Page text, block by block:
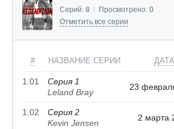
Серий: 8 / Просмотрено: 0
Отметить все серии
# НАЗВАНИЕ СЕРИИ ДАТА
1.01
Серия 1
Leland Bray
23
1.02
Серия 2
Kevin Jensen
2 марта